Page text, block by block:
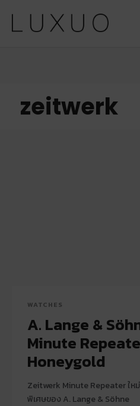
zeitwerk
WATCHES
A. Lange &
Minute
Honeygold
Zeitwerk Minute Repeater ให
พิเศษของ A. Lange & Söhne